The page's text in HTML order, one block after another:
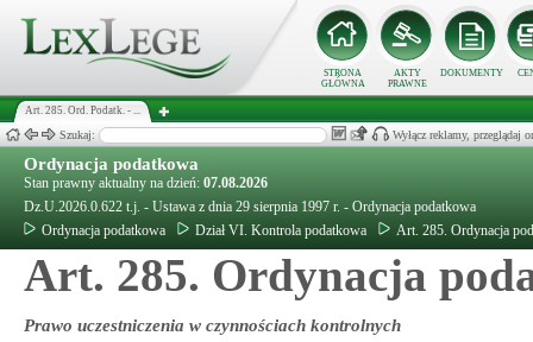
STRONA
GŁÓWNA
AKTY
PRAWNE
DOKUMENTY
Art. 285. Ord. Podatk. - ...
Szukaj: Wyłącz reklamy, przeglądaj
Ordynacja podatkowa
Stan prawny aktualny na dzień: 07.08.2026
Dz.U.2026.0.622 t.j. - Ustawa z dnia 29 sierpnia 1997 r. - Ordynacja podatkowa
Ordynacja podatkowa
Dział VI. Kontrola podatkowa Art. 285. Ordynacja
Art. 285. Ordynacja
Prawo uczestniczenia w czynnościach kontrolnych